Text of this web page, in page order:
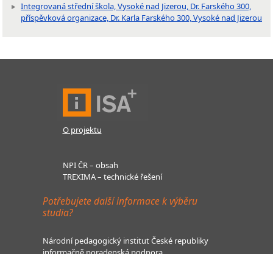
Integrovaná střední škola, Vysoké nad Jizerou, Dr. Farského 300,
příspěvková organizace, Dr. Karla Farského 300, Vysoké nad Jizerou
O projektu
NPI ČR – obsah
TREXIMA – technické řešení
Potřebujete další informace k výběru
studia?
Národní pedagogický institut České republiky